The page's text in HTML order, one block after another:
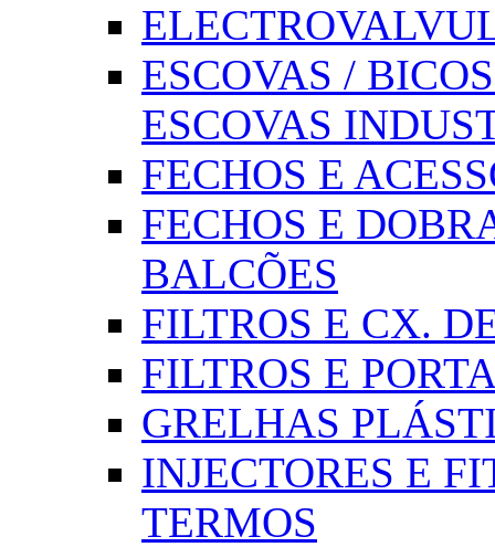
ESCOVAS /
ESCOVAS
FECHOS E
FECHOS E
BALCÕES
FILTROS E CX.
FILTROS E
GRELHAS
INJECTORES E
TERMOS